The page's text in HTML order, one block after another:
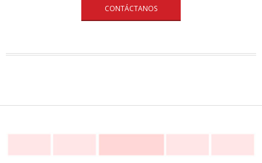
CONTÁCTANOS